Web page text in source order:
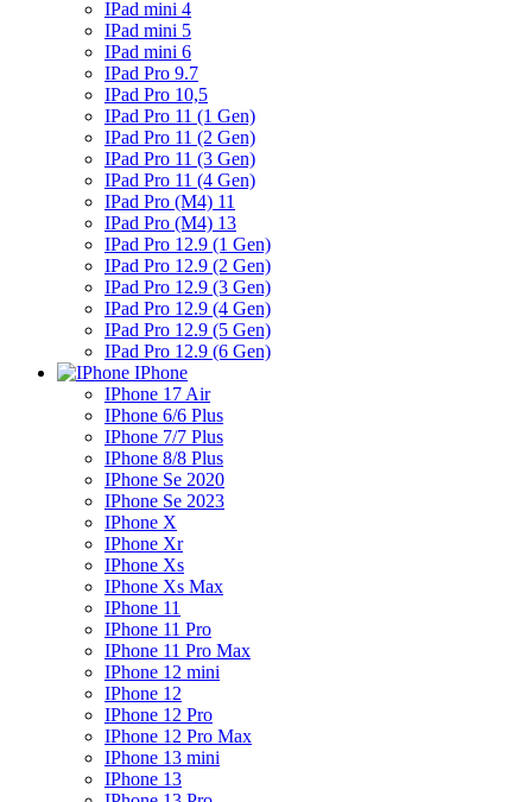
IPad mini 4
IPad mini 5
IPad mini 6
IPad Pro 9.7
IPad Pro 10,5
IPad Pro 11 (1 Gen)
IPad Pro 11 (2 Gen)
IPad Pro 11 (3 Gen)
IPad Pro 11 (4 Gen)
IPad Pro (M4) 11
IPad Pro (M4) 13
IPad Pro 12.9 (1 Gen)
IPad Pro 12.9 (2 Gen)
IPad Pro 12.9 (3 Gen)
IPad Pro 12.9 (4 Gen)
IPad Pro 12.9 (5 Gen)
IPad Pro 12.9 (6 Gen)
IPhone
IPhone 17 Air
IPhone 6/6 Plus
IPhone 7/7 Plus
IPhone 8/8 Plus
IPhone Se 2020
IPhone Se 2023
IPhone X
IPhone Xr
IPhone Xs
IPhone Xs Max
IPhone 11
IPhone 11 Pro
IPhone 11 Pro Max
IPhone 12 mini
IPhone 12
IPhone 12 Pro
IPhone 12 Pro Max
IPhone 13 mini
IPhone 13